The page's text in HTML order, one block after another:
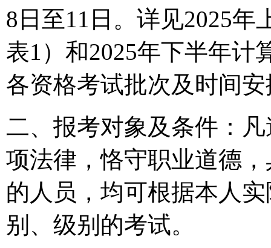
8日至11日。详见2025
表1）和2025年下半年计
各资格考试批次及时间
二、报考对象及条件：
项法律，恪守职业道德
的人员，均可根据本人
别、级别的考试。